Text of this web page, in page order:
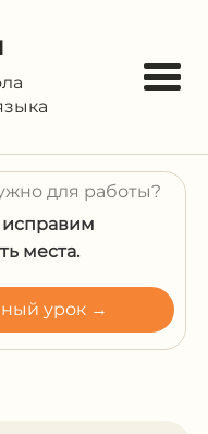
для работы?
исправим
места.
урок →